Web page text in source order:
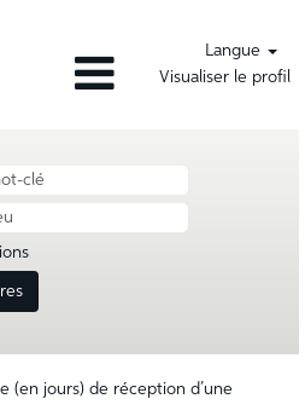
Langue
Visualiser le profil
(en jours) de réception d’une